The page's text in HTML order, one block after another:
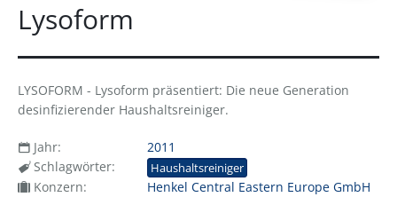
Lysoform
LYSOFORM - Lysoform präsentiert: Die neue Generation
desinfizierender Haushaltsreiniger.
Jahr:
2011
Schlagwörter:
Haushaltsreiniger
Konzern:
Henkel Central Eastern Europe GmbH